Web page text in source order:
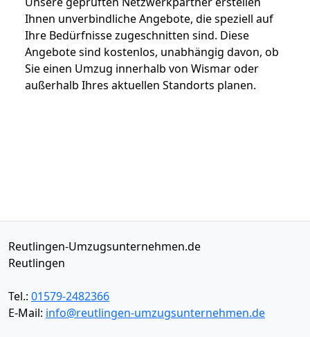
Ihnen unverbindliche Angebote, die speziell auf
Ihre Bedürfnisse zugeschnitten sind. Diese
Angebote sind kostenlos, unabhängig davon, ob
Sie einen Umzug innerhalb von Wismar oder
außerhalb Ihres aktuellen Standorts planen.
Reutlingen-Umzugsunternehmen.de
Reutlingen
Tel.: 01579-2482366
E-Mail: info@reutlingen-umzugsunternehmen.de